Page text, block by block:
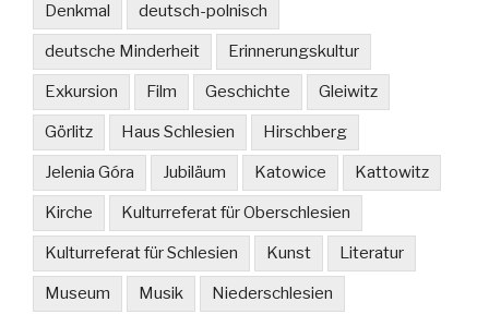
Denkmal deutsch-polnisch
deutsche Minderheit Erinnerungskultur
Exkursion Film Geschichte Gleiwitz
Görlitz Haus Schlesien Hirschberg
Jelenia Góra Jubiläum Katowice Kattowitz
Kirche Kulturreferat für Oberschlesien
Kulturreferat für Schlesien Kunst Literatur
Museum Musik Niederschlesien